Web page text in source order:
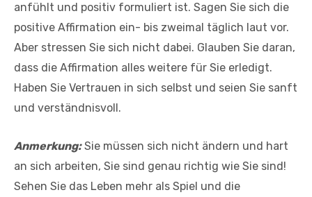
anfühlt und positiv formuliert ist. Sagen Sie sich die
positive Affirmation ein- bis zweimal täglich laut vor.
Aber stressen Sie sich nicht dabei. Glauben Sie daran,
dass die Affirmation alles weitere für Sie erledigt.
Haben Sie Vertrauen in sich selbst und seien Sie sanft
und verständnisvoll.
Anmerkung:Sie müssen sich nicht ändern und hart
an sich arbeiten, Sie sind genau richtig wie Sie sind!
Sehen Sie das Leben mehr als Spiel und die